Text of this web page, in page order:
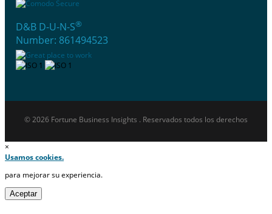
D&B D-U-N-S®
Number: 861494523
© 2026 Fortune Business Insights . Reservados todos los derechos
×
Usamos cookies.
para mejorar su experiencia.
Aceptar